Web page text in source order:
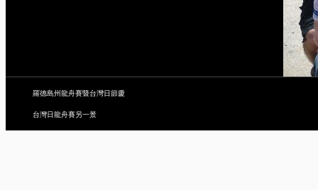
羅德島州龍舟賽暨台灣日節慶
台灣日龍舟賽另一景